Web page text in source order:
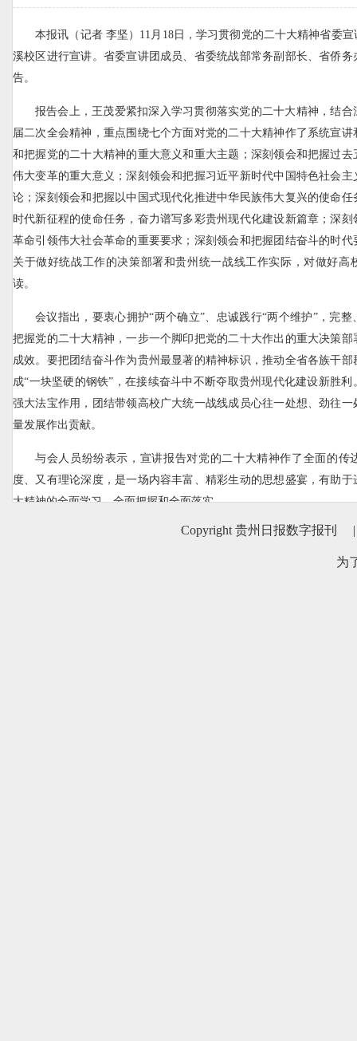
本报讯（记者 李坚）11月18日，学习贯彻党的二十大精神省委
溪校区进行宣讲。省委宣讲团成员、省委统战部常务副部长、省侨
告。
报告会上，王茂爱紧扣深入学习贯彻落实党的二十大精神，结
届二次全会精神，重点围绕七个方面对党的二十大精神作了系统宣
和把握党的二十大精神的重大意义和重大主题；深刻领会和把握过
伟大变革的重大意义；深刻领会和把握习近平新时代中国特色社会
论；深刻领会和把握以中国式现代化推进中华民族伟大复兴的使命
时代新征程的使命任务，奋力谱写多彩贵州现代化建设新篇章；深
革命引领伟大社会革命的重要要求；深刻领会和把握团结奋斗的时
关于做好统战工作的决策部署和贵州统一战线工作实际，对做好高
读。
会议指出，要衷心拥护“两个确立”、忠诚践行“两个维护”，完
把握党的二十大精神，一步一个脚印把党的二十大作出的重大决策
成效。要把团结奋斗作为贵州最显著的精神标识，推动全省各族干
成“一块坚硬的钢铁”，在接续奋斗中不断夺取贵州现代化建设新胜
强大法宝作用，团结带领高校广大统一战线成员心往一处想、劲往
量发展作出贡献。
与会人员纷纷表示，宣讲报告对党的二十大精神作了全面的传
度、又有理论深度，是一场内容丰富、精彩生动的思想盛宴，有助
大精神的全面学习、全面把握和全面落实。
贵州师范大学统战部部长姚作舟说，宣讲报告主题鲜明、内容
懂。在下一步工作中，将组织学校的统一战线成员深入学习宣传贯
Copyright 贵州日报数字报刊 |
为